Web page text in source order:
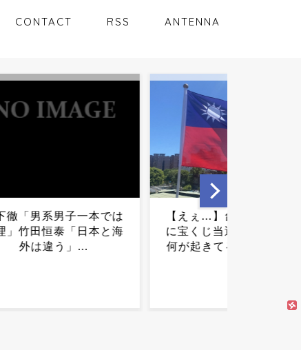
CONTACT RSS ANTENNA
系男子一本では
恒泰「日本と海
は違う」...
【えぇ…】台湾人「日本兵
に宝くじ当選をお願い」←
何が起きてるんだ？？？...